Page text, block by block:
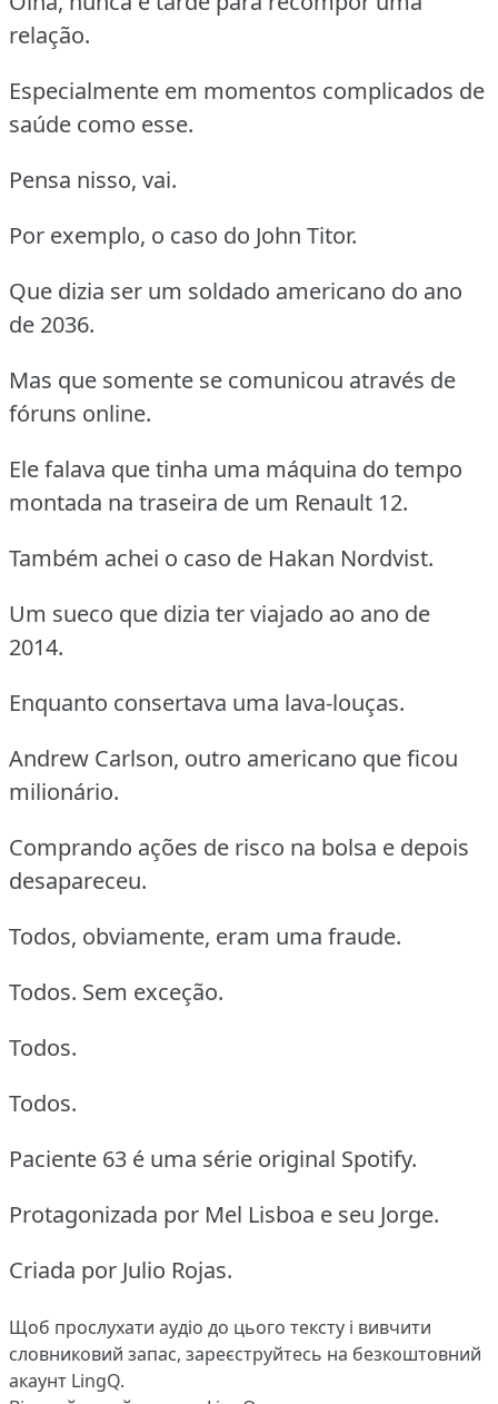
relação.
Especialmente em momentos complicados de
saúde como esse.
Pensa nisso, vai.
Por exemplo, o caso do John Titor.
Que dizia ser um soldado americano do ano
de 2036.
Mas que somente se comunicou através de
fóruns online.
Ele falava que tinha uma máquina do tempo
montada na traseira de um Renault 12.
Também achei o caso de Hakan Nordvist.
Um sueco que dizia ter viajado ao ano de
2014.
Enquanto consertava uma lava-louças.
Andrew Carlson, outro americano que ficou
milionário.
Comprando ações de risco na bolsa e depois
desapareceu.
Todos, obviamente, eram uma fraude.
Todos. Sem exceção.
Todos.
Todos.
Paciente 63 é uma série original Spotify.
Protagonizada por Mel Lisboa e seu Jorge.
Criada por Julio Rojas.
Щоб прослухати аудіо до цього тексту і вивчити
словниковий запас, зареєструйтесь на безкоштовний
акаунт LingQ.